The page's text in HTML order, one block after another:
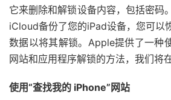
它来删除和解锁设备内容，包括密码
iCloud备份了您的iPad设备，您可以
数据以将其解锁。Apple提供了一种
网站和应用程序解锁的方法，我们将
使用“查找我的 iPhone”网站